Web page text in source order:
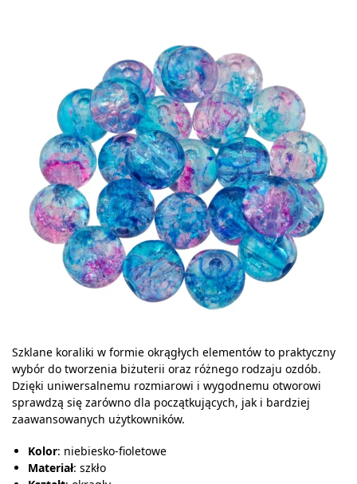
Szklane koraliki w formie okrągłych elementów to praktyczny
wybór do tworzenia biżuterii oraz różnego rodzaju ozdób.
Dzięki uniwersalnemu rozmiarowi i wygodnemu otworowi
sprawdzą się zarówno dla początkujących, jak i bardziej
zaawansowanych użytkowników.
Kolor: niebiesko-fioletowe
Materiał: szkło